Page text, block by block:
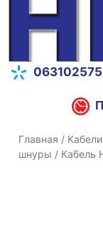
Главная /
шнуры / Кабель